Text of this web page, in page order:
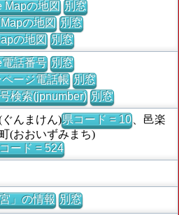
Mapの地図 別窓
の地図 別窓
の地図 別窓
話番号 別窓
ージ電話帳 別窓
検索(jpnumber) 別窓
んまけん)県コード = 10、邑楽
(おおいずみまち)
ード = 524
」の情報 別窓